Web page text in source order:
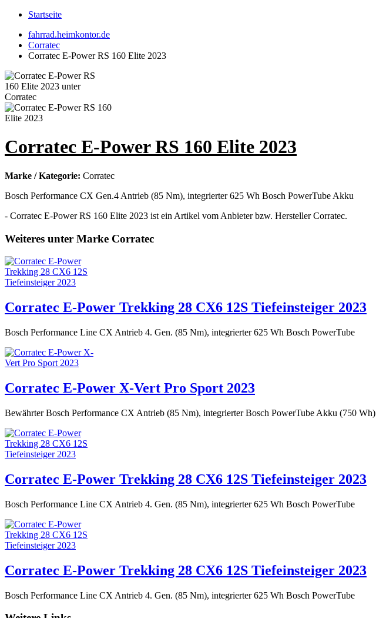
Startseite
fahrrad.heimkontor.de
Corratec
Corratec E-Power RS 160 Elite 2023
Corratec E-Power RS 160 Elite 2023
Marke / Kategorie: Corratec
Bosch Performance CX Gen.4 Antrieb (85 Nm), integrierter 625 Wh Bosch PowerTube Akku
- Corratec E-Power RS 160 Elite 2023 ist ein Artikel vom Anbieter bzw. Hersteller Corratec.
Weiteres unter Marke Corratec
Corratec E-Power Trekking 28 CX6 12S Tiefeinsteiger 2023
Bosch Performance Line CX Antrieb 4. Gen. (85 Nm), integrierter 625 Wh Bosch PowerTube
Corratec E-Power X-Vert Pro Sport 2023
Bewährter Bosch Performance CX Antrieb (85 Nm), integrierter Bosch PowerTube Akku (750 Wh)
Corratec E-Power Trekking 28 CX6 12S Tiefeinsteiger 2023
Bosch Performance Line CX Antrieb 4. Gen. (85 Nm), integrierter 625 Wh Bosch PowerTube
Corratec E-Power Trekking 28 CX6 12S Tiefeinsteiger 2023
Bosch Performance Line CX Antrieb 4. Gen. (85 Nm), integrierter 625 Wh Bosch PowerTube